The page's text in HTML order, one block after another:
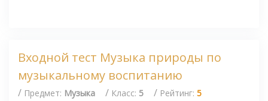
Входной тест Музыка природы по
музыкальному воспитанию
/ Предмет: Музыка / Класс: 5 / Рейтинг: 5